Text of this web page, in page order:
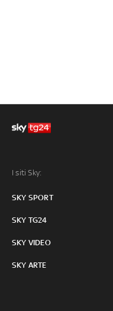
I siti Sky:
SKY SPORT
SKY TG24
SKY VIDEO
SKY ARTE